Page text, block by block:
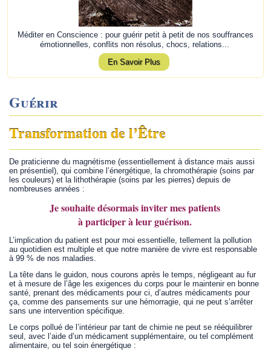
Méditer en Conscience : pour guérir petit à petit de nos souffrances
émotionnelles, conflits non résolus, chocs, relations...
En Savoir Plus
Guérir
Transformation de l’Être
De praticienne du magnétisme (essentiellement à distance mais aussi
en présentiel), qui combine l’énergétique, la chromothérapie (soins par
les couleurs) et la lithothérapie (soins par les pierres) depuis de
nombreuses années :
Je souhaite désormais inviter mes patients
à participer à leur guérison.
L’implication du patient est pour moi essentielle, tellement la pollution
au quotidien est multiple et que notre manière de vivre est responsable
à 99 % de nos maladies.
La tête dans le guidon, nous courons après le temps, négligeant au fur
et à mesure de l’âge les exigences du corps pour le maintenir en bonne
santé, prenant des médicaments pour ci, d’autres médicaments pour
ça, comme des pansements sur une hémorragie, qui ne peut s’arrêter
sans une intervention spécifique.
Le corps pollué de l’intérieur par tant de chimie ne peut se rééquilibrer
seul, avec l’aide d’un médicament supplémentaire, ou tel complément
alimentaire, ou tel soin énergétique :